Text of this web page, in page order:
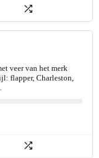
veer van het merk
flapper, Charleston,